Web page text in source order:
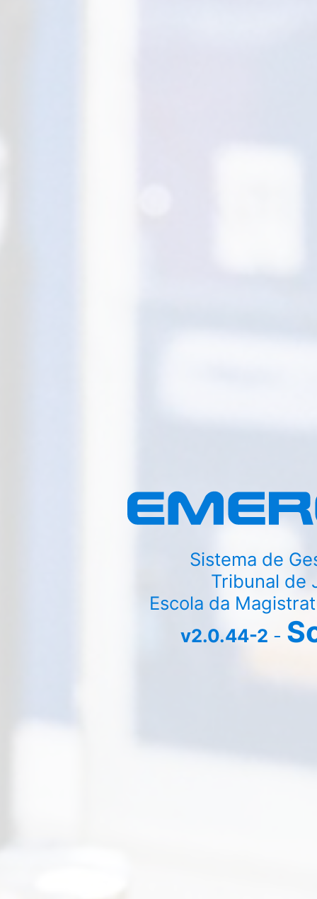
Sistema de
Tribunal de
Escola da
v2.0.44-2 -